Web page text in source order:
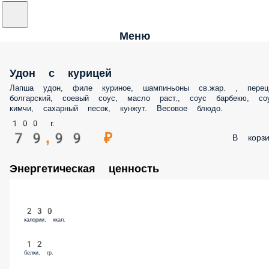
Меню
Удон с курицей
Лапша удон, филе куриное, шампиньоны св.жар. , перец
болгарский, соевый соус, масло раст., соус барбекю,
кимчи, сахарный песок, кунжут. Весовое блюдо.
100 г.
79,99 ₽ В
Энергетическая ценность
230
калории, ккал.
12
белки, гр.